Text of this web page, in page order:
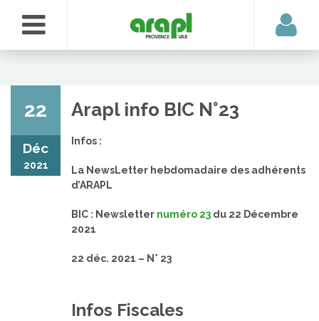
22
Déc
2021
Arapl info BIC N°23
Infos :
La NewsLetter hebdomadaire des adhérents
d’ARAPL
BIC : Newsletter numéro 23 du 22 Décembre
2021
22 déc. 2021 – N° 23
Infos Fiscales